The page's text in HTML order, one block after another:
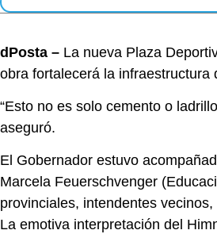
dPosta – La nueva Plaza
obra fortalecerá la
“Esto no es solo cemento o
aseguró.
El Gobernador estuvo
Marcela Feuerschvenger
provinciales, intendentes
La emotiva interpretación del